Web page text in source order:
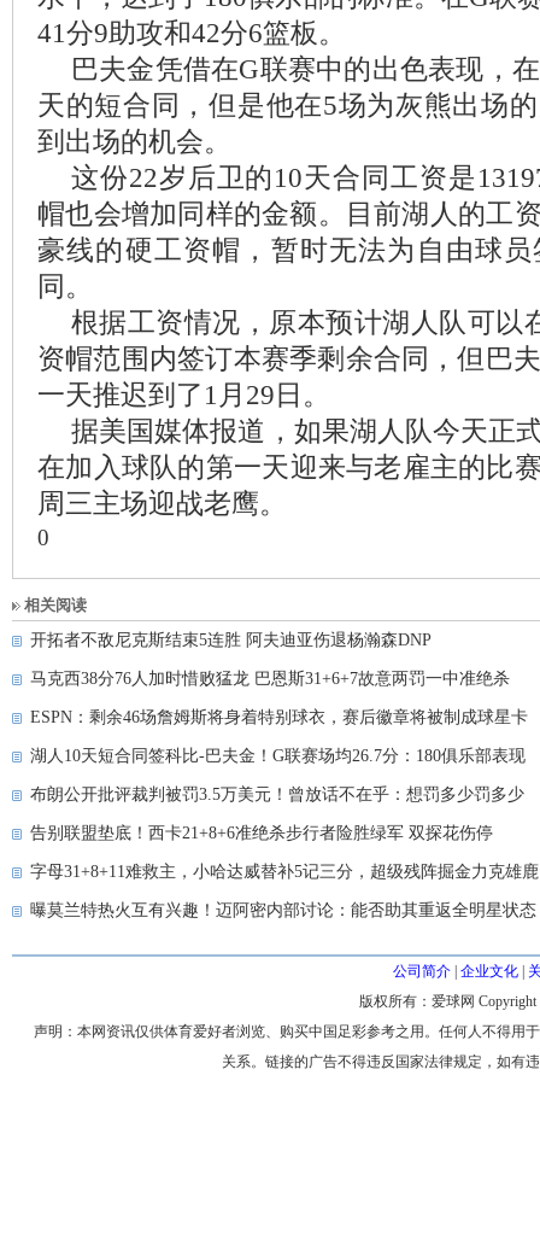
41分9助攻和42分6篮板。
巴夫金凭借在G联赛中的出色表现，
天的短合同，但是他在5场为灰熊出场
到出场的机会。
这份22岁后卫的10天合同工资是
帽也会增加同样的金额。目前湖人的工
豪线的硬工资帽，暂时无法为自由球
同。
根据工资情况，原本预计湖人队可以
资帽范围内签订本赛季剩余合同，但巴
一天推迟到了1月29日。
据美国媒体报道，如果湖人队今天正
在加入球队的第一天迎来与老雇主的
周三主场迎战老鹰。
0
相关阅读
开拓者不敌尼克斯结束5连胜 阿夫迪亚伤退杨瀚森DNP
马克西38分76人加时惜败猛龙 巴恩斯31+6+7故意两罚一中准绝杀
ESPN：剩余46场詹姆斯将身着特别球衣，赛后徽章将被制成球星卡
湖人10天短合同签科比-巴夫金！G联赛场均26.7分：180俱乐部表现
布朗公开批评裁判被罚3.5万美元！曾放话不在乎：想罚多少罚多少
告别联盟垫底！西卡21+8+6准绝杀步行者险胜绿军 双探花伤停
字母31+8+11难救主，小哈达威替补5记三分，超级残阵掘金力克雄鹿
曝莫兰特热火互有兴趣！迈阿密内部讨论：能否助其重返全明星状态
公司简介 企业文化
版权所有：爱球网
声明：本网资讯仅供体育爱好者浏览、购买中国足彩参考之用。任何人不得用
关系。链接的广告不得违反国家法律规定，如有